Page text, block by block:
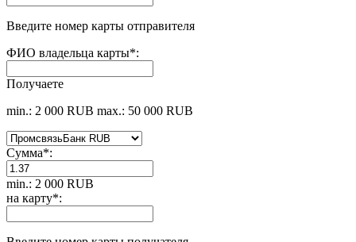
Введите номер карты отправителя
ФИО владельца карты*:
Получаете
min.: 2 000 RUB max.: 50 000 RUB
Сумма*:
min.: 2 000 RUB
на карту*: